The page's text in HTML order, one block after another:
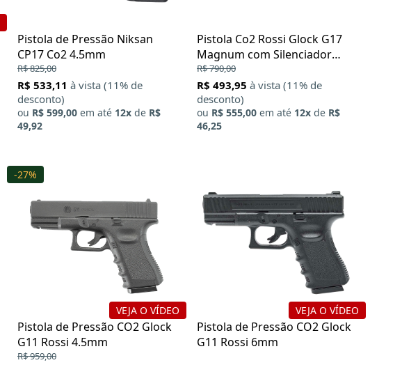
Pistola de Pressão Niksan
CP17 Co2 4.5mm
R$ 825,00
R$ 533,11 à vista (11% de
desconto)
ou R$ 599,00 em até 12x de R$
49,92
Pistola Co2 Rossi Glock G17
Magnum com Silenciador
4.5mm
R$ 790,00
R$ 493,95 à vista (11% de
desconto)
ou R$ 555,00 em até 12x de R$
46,25
-27%
VEJA O VÍDEO
Pistola de Pressão CO2 Glock
G11 Rossi 4.5mm
R$ 959,00
VEJA O VÍDEO
Pistola de Pressão CO2 Glock
G11 Rossi 6mm